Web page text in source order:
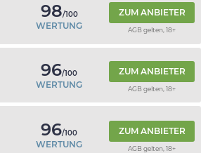
98/100
WERTUNG
ZUM ANBIETER
AGB gelten, 18+
96/100
WERTUNG
ZUM ANBIETER
AGB gelten, 18+
96/100
WERTUNG
ZUM ANBIETER
AGB gelten, 18+